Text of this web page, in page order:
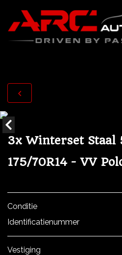
3x Winterset Staal
175/70R14 - VV
Conditie
Identificatienummer
Vestiging